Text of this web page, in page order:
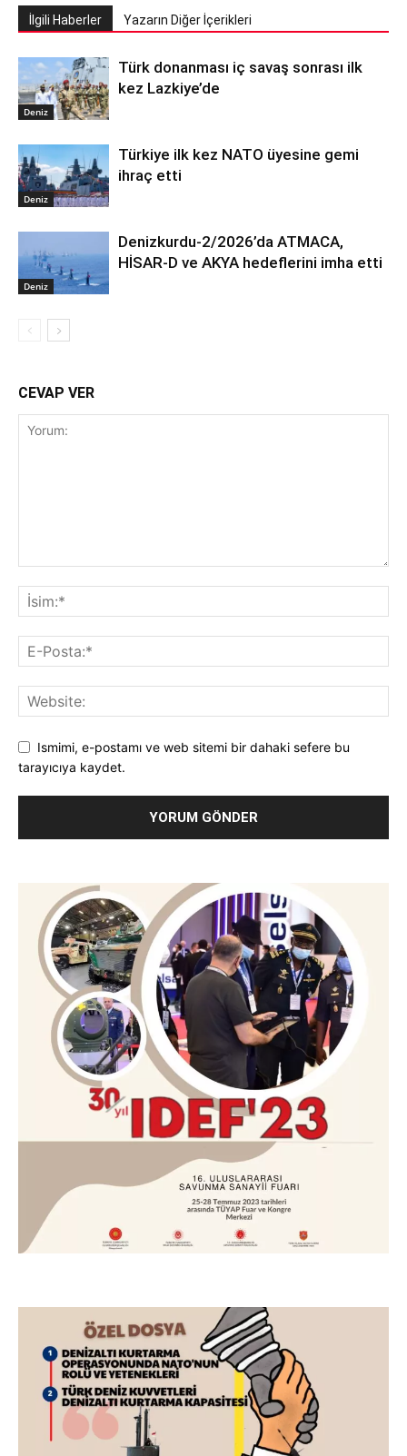
İlgili Haberler Yazarın Diğer İçerikleri
Deniz
Türk donanması iç savaş sonrası ilk
kez Lazkiye’de
Deniz
Türkiye ilk kez NATO üyesine gemi
ihraç etti
Deniz
Denizkurdu-2/2026’da ATMACA,
HİSAR-D ve AKYA hedeflerini imha etti
CEVAP VER
Ismimi, e-postamı ve web sitemi bir dahaki sefere bu
tarayıcıya kaydet.